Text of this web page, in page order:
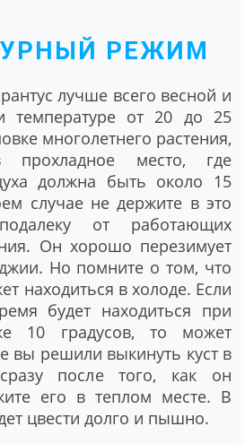
РЕЖИМ
лучше всего весной и
температуре от 20 до 25
многолетнего растения,
место, где
должна быть около 15
случае не держите в это
от работающих
Он хорошо перезимует
Но помните о том, что
находиться в холоде. Если
будет находиться при
10 градусов, то может
вы решили выкинуть куст в
после того, как он
его в теплом месте. В
цвести долго и пышно.